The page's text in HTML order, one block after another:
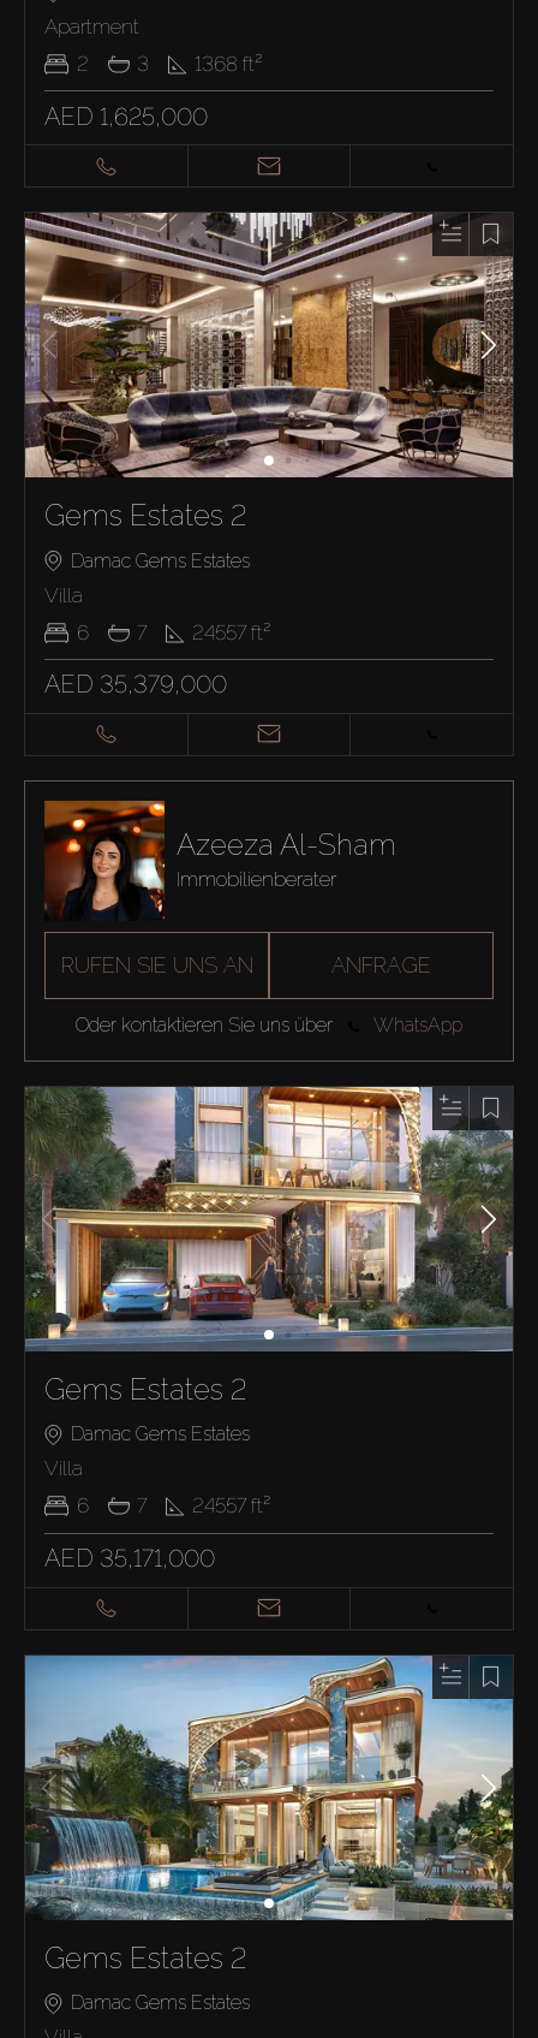
Apartment
2
3 1368 ft²
AED 1,625,000
Gems Estates 2
Damac Gems Estates
Villa
6
7 24557 ft²
AED 35,379,000
Azeeza Al-Sham
Immobilienberater
RUFEN SIE UNS AN ANFRAGE
Oder kontaktieren Sie uns über WhatsApp
Gems Estates 2
Damac Gems Estates
Villa
6
7 24557 ft²
AED 35,171,000
Gems Estates 2
Damac Gems Estates